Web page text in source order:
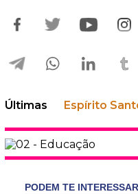
Últimas Espírito